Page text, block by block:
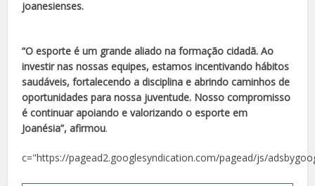
joanesienses.
“O esporte é um grande aliado na formação cidadã. Ao
investir nas nossas equipes, estamos incentivando hábitos
saudáveis, fortalecendo a disciplina e abrindo caminhos de
oportunidades para nossa juventude. Nosso compromisso
é continuar apoiando e valorizando o esporte em
Joanésia”, afirmou.
c="https://pagead2.googlesyndication.com/pagead/js/